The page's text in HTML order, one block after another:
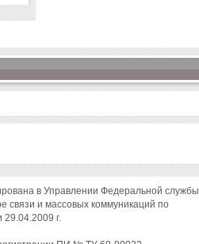
в Управлении Федеральной службы
связи и массовых коммуникаций по
29.04.2009 г.